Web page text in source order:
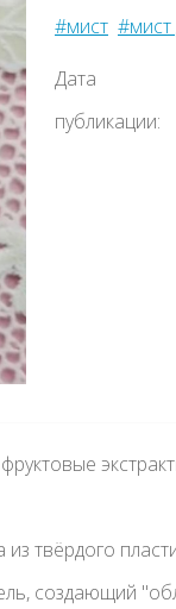
#мист #мист
Дата
публикации:
твёрдого
создающий